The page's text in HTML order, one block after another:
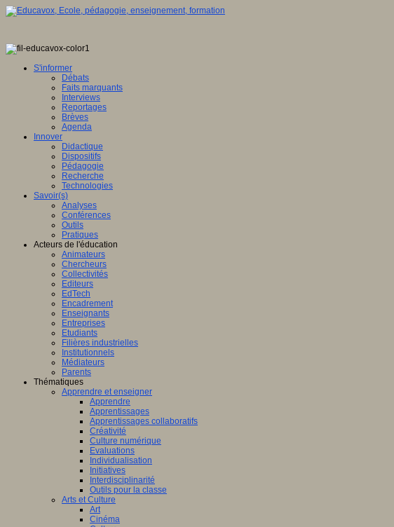
S'informer
Débats
Faits marquants
Interviews
Reportages
Brèves
Agenda
Innover
Didactique
Dispositifs
Pédagogie
Recherche
Technologies
Savoir(s)
Analyses
Conférences
Outils
Pratiques
Acteurs de l'éducation
Animateurs
Chercheurs
Collectivités
Editeurs
EdTech
Encadrement
Enseignants
Entreprises
Etudiants
Filières industrielles
Institutionnels
Médiateurs
Parents
Thématiques
Apprendre et enseigner
Apprendre
Apprentissages
Apprentissages collaboratifs
Créativité
Culture numérique
Evaluations
Individualisation
Initiatives
Interdisciplinarité
Outils pour la classe
Arts et Culture
Art
Cinéma